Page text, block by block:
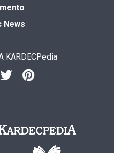
News
KARDECPedia